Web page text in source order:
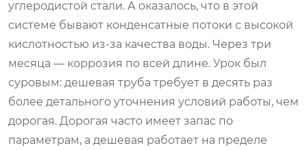
углеродистой стали. А оказалось, что в этой
системе бывают конденсатные потоки с высокой
кислотностью из-за качества воды. Через три
месяца — коррозия по всей длине. Урок был
суровым: дешевая труба требует в десять раз
более детального уточнения условий работы, чем
дорогая. Дорогая часто имеет запас по
параметрам, а дешевая работает на пределе